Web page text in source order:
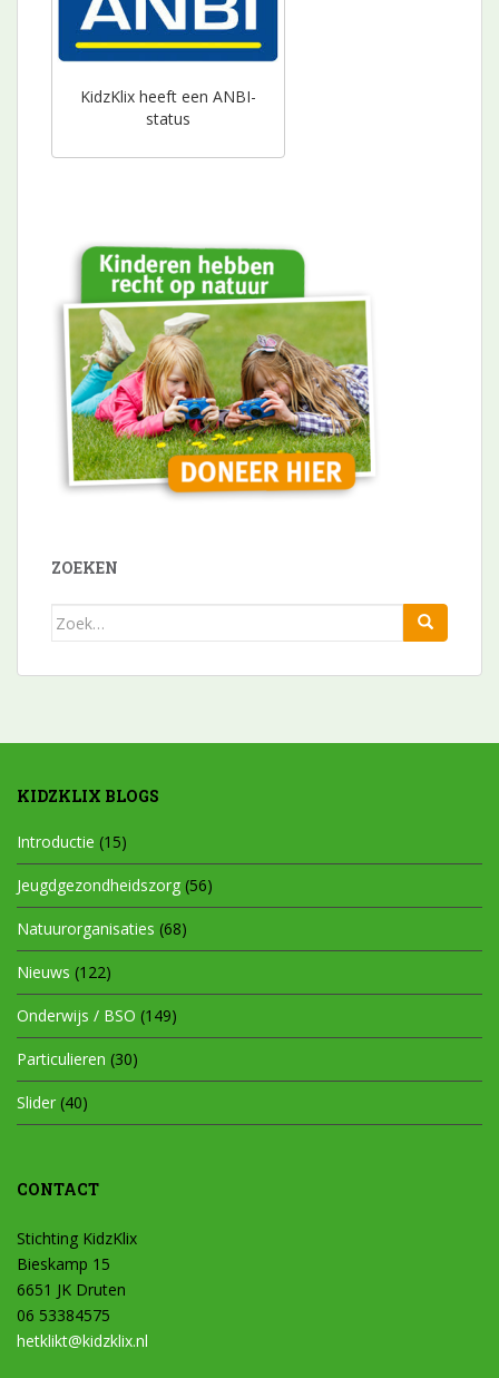
KidzKlix heeft een ANBI-
status
ZOEKEN
Zoek
KIDZKLIX BLOGS
Introductie (15)
Jeugdgezondheidszorg (56)
Natuurorganisaties (68)
Nieuws (122)
Onderwijs / BSO (149)
Particulieren (30)
Slider (40)
CONTACT
Stichting KidzKlix
Bieskamp 15
6651 JK Druten
06 53384575
hetklikt@kidzklix.nl